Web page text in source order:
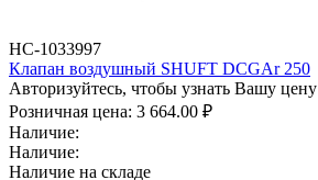
НС-1033997
Клапан воздушный SHUFT DCGAr 250
Авторизуйтесь, чтобы узнать Вашу цену
Розничная цена: 3 664.00 ₽
Наличие:
Наличие:
Наличие на складе